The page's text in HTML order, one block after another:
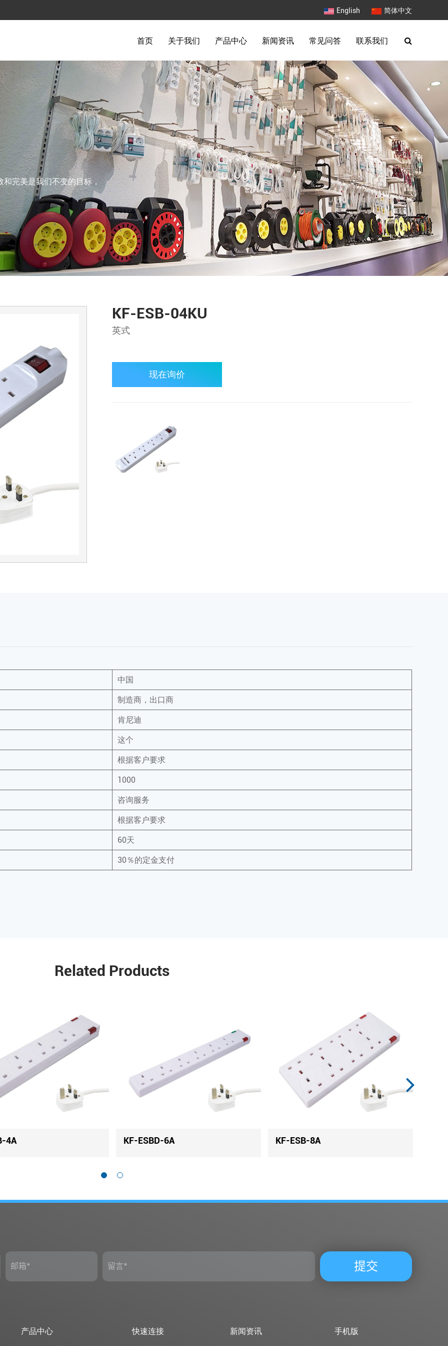
English 简体中文
首页 关于我们 产品中心 新闻资讯 常见问答 联系我们
完美是我们不变的目标，
KF-ESB-04KU
英式
现在询价
中国
制造商，出口商
肯尼迪
这个
根据客户要求
1000
咨询服务
根据客户要求
60天
30％的定金支付
Related Products
产品中心 快速连接 新闻资讯 手机版